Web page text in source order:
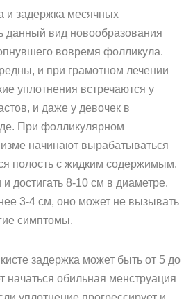
и задержка месячных
данный вид новообразования
вовремя фолликула.
и при грамотном лечении
уплотнения встречаются у
и даже у девочек в
При фолликулярном
начинают вырабатываться
полость с жидким содержимым.
достигать 8-10 см в диаметре.
3-4 см, оно может не вызывать
симптомы.
задержка может быть от 5 до
начаться обильная менструация